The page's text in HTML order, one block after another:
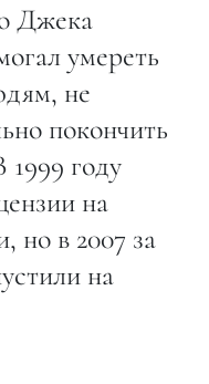
Джека
умереть
не
покончить
году
на
но в 2007 за
на